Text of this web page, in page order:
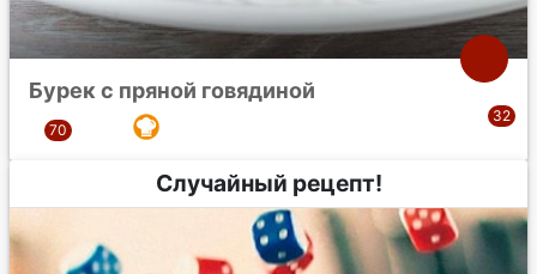
Бурек с пряной говядиной
Случайный рецепт!